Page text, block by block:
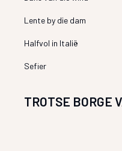
Lente by die dam
Halfvol in Italië
Sefier
TROTSE BORGE